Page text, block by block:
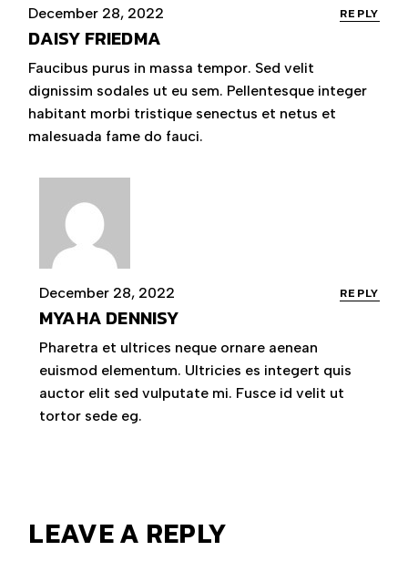
December 28, 2022 REPLY
DAISY FRIEDMA
Faucibus purus in massa tempor. Sed velit
dignissim sodales ut eu sem. Pellentesque integer
habitant morbi tristique senectus et netus et
malesuada fame do fauci.
December 28, 2022 REPLY
MYAHA DENNISY
Pharetra et ultrices neque ornare aenean
euismod elementum. Ultricies es integert quis
auctor elit sed vulputate mi. Fusce id velit ut
tortor sede eg.
LEAVE A REPLY